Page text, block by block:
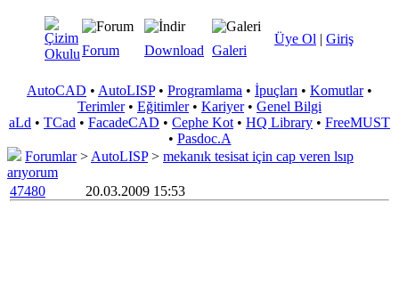
Üye Ol | Giriş
Forum Download Galeri
AutoCAD • AutoLISP• Programlama • İpuçları • Komutlar•
Terimler• Eğitimler• Kariyer• Genel Bilgi
aLd • TCad • FacadeCAD • Cephe Kot • HQ Library • FreeMUST
• Pasdoc.A
Forumlar> AutoLISP> mekanık tesisat için cap veren lsıp
arıyorum
47480
20.03.2009 15:53